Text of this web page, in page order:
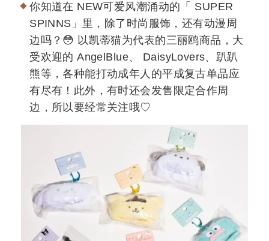
你知道在 NEW可爱风潮涌动的「 SUPER
SPINNS」里，除了时尚服饰，还有动漫周
边吗？😳 以凯蒂猫为代表的三丽鸥商品，大
受欢迎的 AngelBlue、 DaisyLovers、趴趴
熊等，各种能打动成年人的平成复古单品应
有尽有！此外，有时还会发售限定合作周
边，所以要经常关注哦♡